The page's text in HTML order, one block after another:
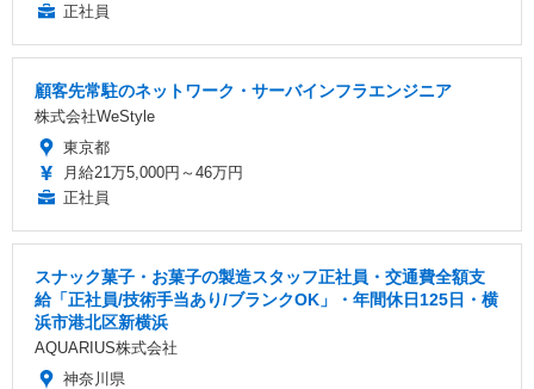
正社員
顧客先常駐のネットワーク・サーバインフラエンジニア
株式会社WeStyle
東京都
月給21万5,000円～46万円
正社員
スナック菓子・お菓子の製造スタッフ正社員・交通費全額支
給「正社員/技術手当あり/ブランクOK」・年間休日125日・横
浜市港北区新横浜
AQUARIUS株式会社
神奈川県